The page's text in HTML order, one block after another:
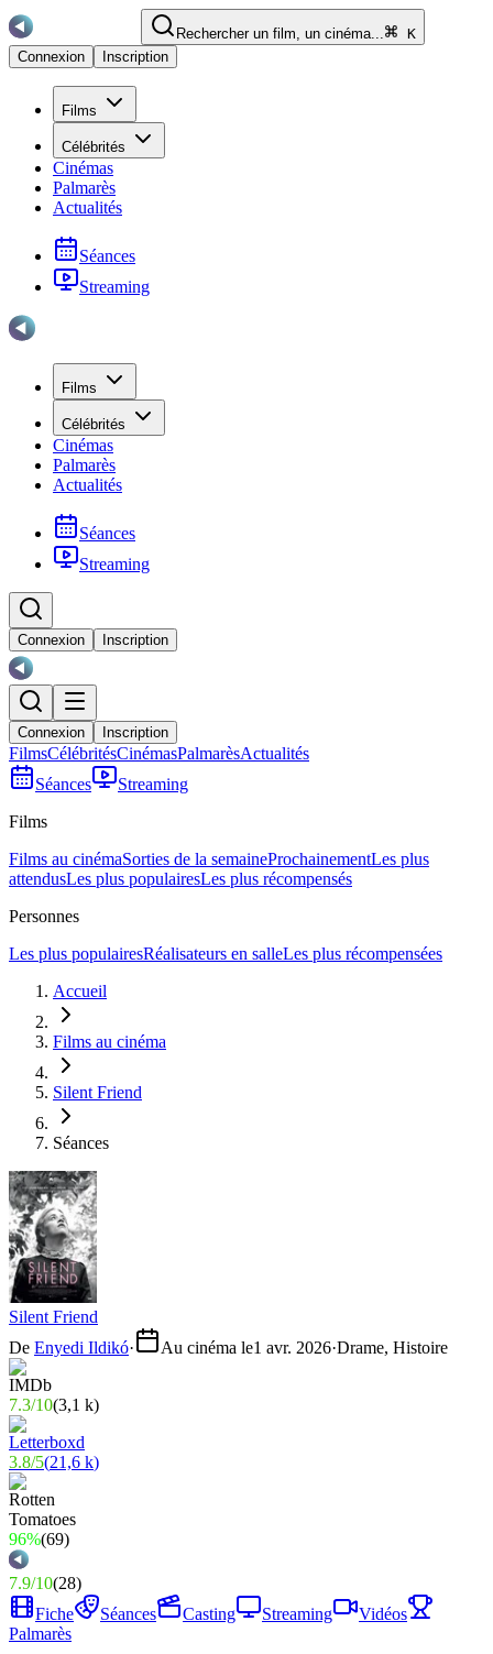
Rechercher un film, un cinéma...
K
Connexion
Inscription
Films
Célébrités
Cinémas
Palmarès
Actualités
Séances
Streaming
Films
Célébrités
Cinémas
Palmarès
Actualités
Séances
Streaming
Connexion Inscription
Connexion Inscription
FilmsCélébritésCinémasPalmarèsActualités
Séances
Streaming
Films
Films au cinémaSorties de la semaineProchainementLes plus
attendusLes plus populairesLes plus récompensés
Personnes
Les plus populairesRéalisateurs en salleLes plus récompensées
Accueil
Films au cinéma
Silent Friend
Séances
Silent Friend
De Enyedi Ildikó· Au cinéma le1 avr. 2026·Drame, Histoire
7.3/10(3,1 k)
3.8/5(21,6 k)
96%(69)
7.9/10(28)
Fiche
Séances Casting Streaming
Vidéos
Palmarès